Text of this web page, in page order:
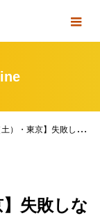
件キャッシュフロー・シミュレーションセミナー
】失敗しな